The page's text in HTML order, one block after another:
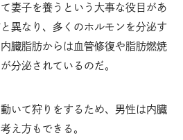
妻子を養うという大事な役目があ
異なり、多くのホルモンを分泌す
臓脂肪からは血管修復や脂肪燃焼
分泌されているのだ。
いて狩りをするため、男性は内臓
え方もできる。